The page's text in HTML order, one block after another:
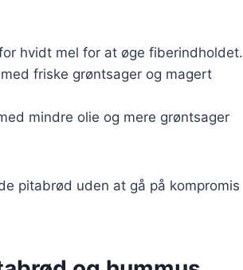
hvidt mel for at øge fiberindholdet.
friske grøntsager og magert
mindre olie og mere grøntsager
pitabrød uden at gå på kompromis